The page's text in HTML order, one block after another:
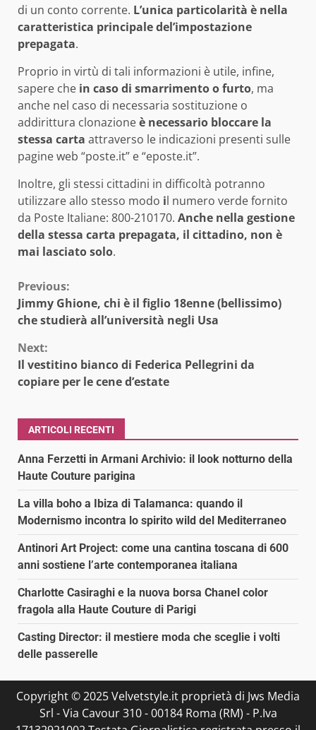
di un conto corrente. L’unica particolarità è nella
caratteristica principale del’impostazione
prepagata.
Proprio in virtù di tali informazioni è utile, infine,
sapere che in caso di smarrimento o furto, ma
anche nel caso di necessaria sostituzione o
addirittura clonazioneè necessario bloccare la
stessa carta attraverso le indicazioni presenti sulle
pagine web “poste.it” e “eposte.it”.
Inoltre, gli stessi cittadini in difficoltà potranno
utilizzare allo stesso modo il numero verde fornito
da Poste Italiane: 800-210170. Anche nella gestione
della stessa carta prepagata, il cittadino, non è
mai lasciato solo.
Continue
Reading
Previous:
Jimmy Ghione, chi è il figlio 18enne (bellissimo)
che studierà all’università negli Usa
Next:
Il vestitino bianco di Federica Pellegrini da
copiare per le cene d’estate
ARTICOLI RECENTI
Anna Ferzetti in Armani Archivio: il look notturno della
Haute Couture parigina
La villa boho a Ibiza di Talamanca: quando il
Modernismo incontra lo spirito wild del Mediterraneo
Antinori Art Project: come una cantina toscana di 600
anni sostiene l’arte contemporanea italiana
Charlotte Casiraghi e la nuova borsa Chanel color
fragola alla Haute Couture di Parigi
Casting Director: il mestiere moda che sceglie i volti
delle passerelle
Copyright © 2025 Velvetstyle.it proprietà di Jws Media
Srl - Via Cavour 310 - 00184 Roma (RM) - P.Iva